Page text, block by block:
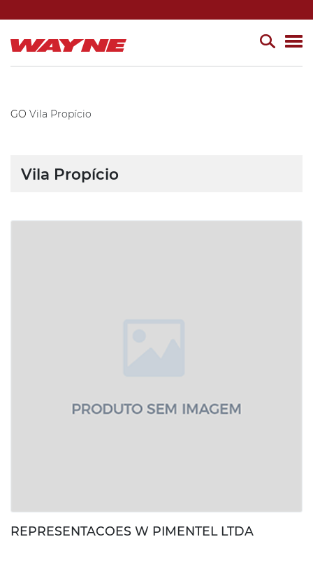
GO Vila Propício
Vila Propício
REPRESENTACOES W PIMENTEL LTDA